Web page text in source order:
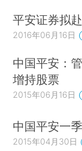
平安证券拟
2016年06月16日
中国平安：
增持股票
2015年06月16日
中国平安一
2015年04月30日